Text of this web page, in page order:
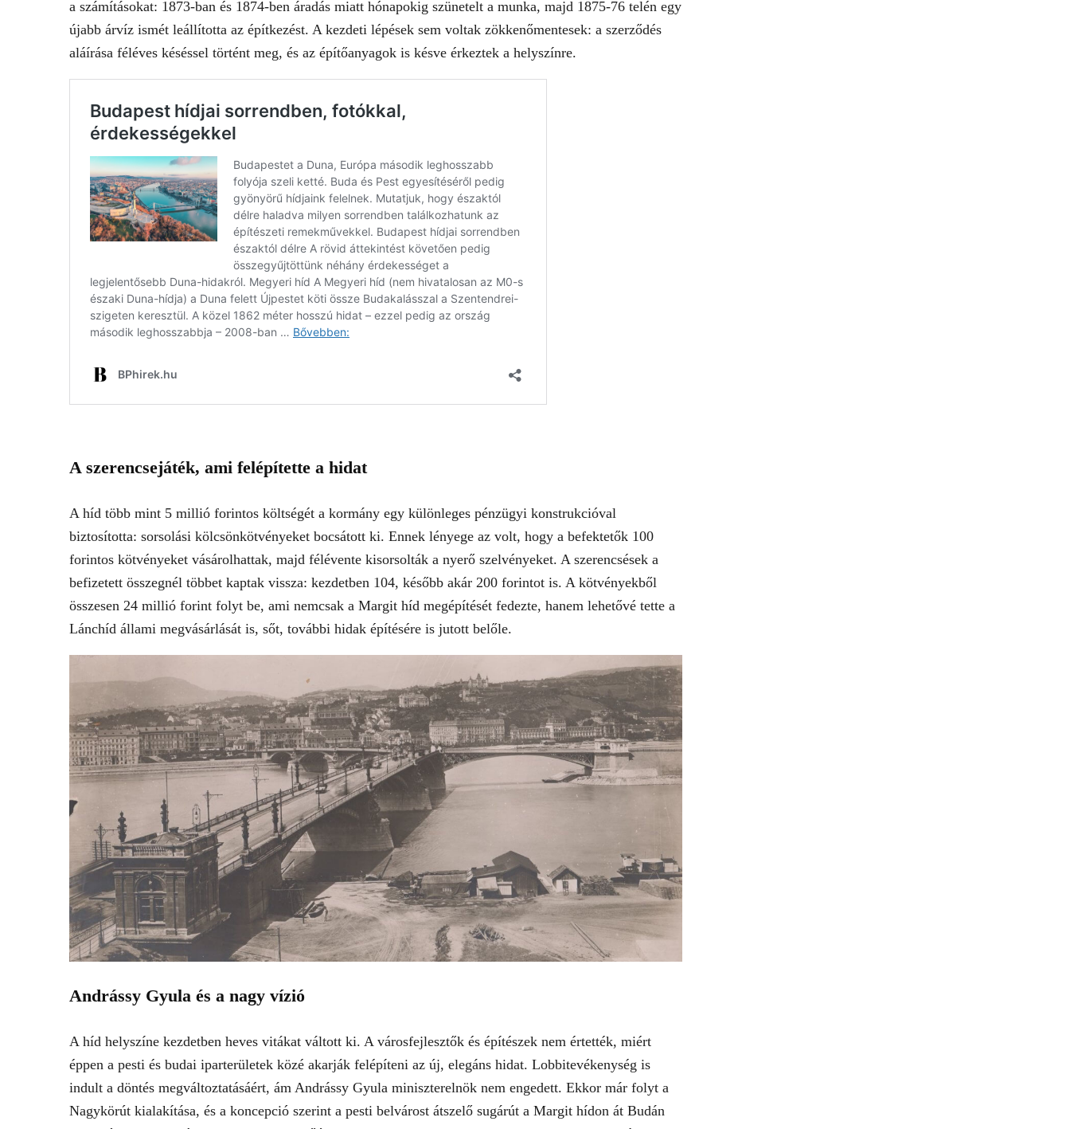
a számításokat: 1873-ban és 1874-ben áradás miatt hónapokig szünetelt a munka, majd 1875-76 telén egy
újabb árvíz ismét leállította az építkezést. A kezdeti lépések sem voltak zökkenőmentesek: a szerződés
aláírása féléves késéssel történt meg, és az építőanyagok is késve érkeztek a helyszínre.
A szerencsejáték, ami felépítette a hidat
A híd több mint 5 millió forintos költségét a kormány egy különleges pénzügyi konstrukcióval
biztosította: sorsolási kölcsönkötvényeket bocsátott ki. Ennek lényege az volt, hogy a befektetők 100
forintos kötvényeket vásárolhattak, majd félévente kisorsolták a nyerő szelvényeket. A szerencsések a
befizetett összegnél többet kaptak vissza: kezdetben 104, később akár 200 forintot is. A kötvényekből
összesen 24 millió forint folyt be, ami nemcsak a Margit híd megépítését fedezte, hanem lehetővé tette a
Lánchíd állami megvásárlását is, sőt, további hidak építésére is jutott belőle.
Andrássy Gyula és a nagy vízió
A híd helyszíne kezdetben heves vitákat váltott ki. A városfejlesztők és építészek nem értették, miért
éppen a pesti és budai iparterületek közé akarják felépíteni az új, elegáns hidat. Lobbitevékenység is
indult a döntés megváltoztatásáért, ám Andrássy Gyula miniszterelnök nem engedett. Ekkor már folyt a
Nagykörút kialakítása, és a koncepció szerint a pesti belvárost átszelő sugárút a Margit hídon át Budán